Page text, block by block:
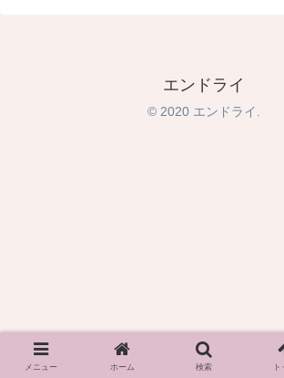
エンドライ
© 2020 エンドライ.
メニュー ホーム 検索